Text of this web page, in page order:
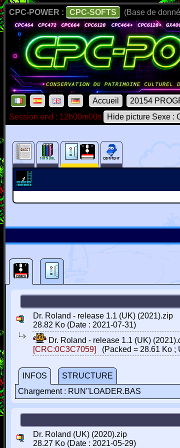
CPC-POWER : CPC-SOFTS (Base de
Accueil 20154
Session end : 12h00m00s
Hide picture Sexe :
Dr. Roland - release 1.1 (UK) (2021).zip
28.82 Ko (Date : 2021-07-31)
Dr. Roland - release 1.1 (UK)
[CRC:0C3C7059]
(Packed = 28.61 Ko ;
INFOS
STRUCTURE
Chargement : RUN"LOADER.BAS
Dr. Roland (UK) (2020).zip
28.27 Ko (Date : 2021-05-29)